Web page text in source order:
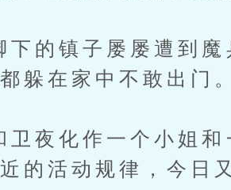
的镇子屡屡遭到魔
躲在家中不敢出门。
夜化作一个小姐和
的活动规律，今日